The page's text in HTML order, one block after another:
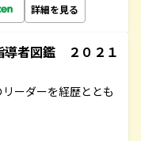
詳細を見る
者図鑑 ２０２１
ーダーを経歴ととも